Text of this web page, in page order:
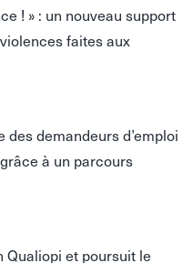
! » : un nouveau support
faites aux
des demandeurs d’emploi
à un parcours
Qualiopi et poursuit le